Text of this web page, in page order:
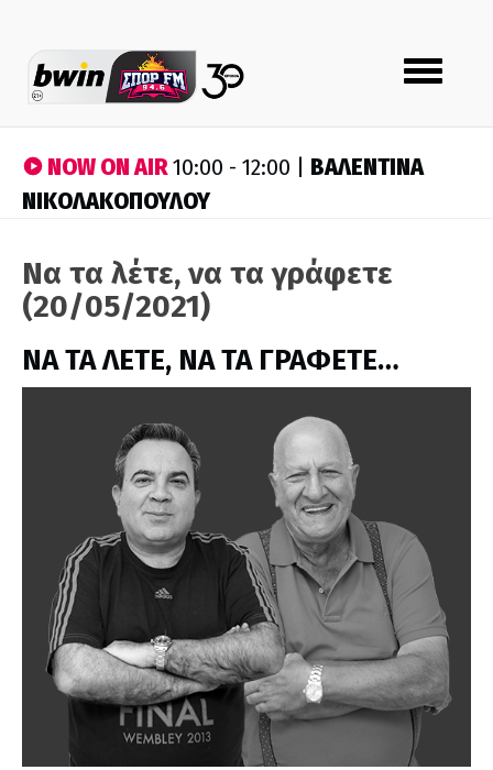
Toggle
navigation
NOW ON AIR10:00 - 12:00 | ΒΑΛΕΝΤΙΝΑ
ΝΙΚΟΛΑΚΟΠΟΥΛΟΥ
Να τα λέτε, να τα γράφετε
(20/05/2021)
ΝΑ ΤΑ ΛΕΤΕ, ΝΑ ΤΑ ΓΡΑΦΕΤΕ…